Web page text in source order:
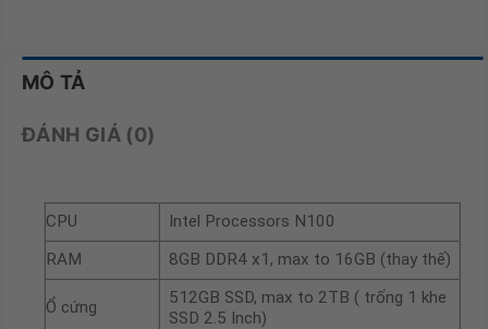
MÔ TẢ
ĐÁNH GIÁ (0)
CPU
Intel Processors N100
RAM
8GB DDR4 x1, max to 16GB (thay thế)
Ổ cứng
512GB SSD, max to 2TB ( trống 1 khe
SSD 2.5 Inch)